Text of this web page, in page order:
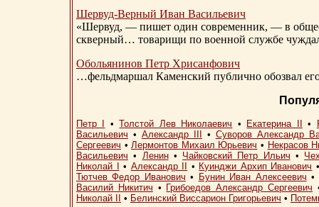
Шервуд-Верный Иван Васильевич
«Шервуд, — пишет один современник, — в
скверный… товарищи по военной службе
Обольянинов Петр Хрисанфович
…фельдмаршал Каменский публично обозвал
Петр I •Толстой Лев Николаевич • Екатерина II •
Васильевич • Александр III • Суворов Александр
Сергеевич •Лермонтов Михаил Юрьевич • Некрасов
Васильевич • Ленин• Чайковский Петр Ильич •
Николай I
• Александр II • Куинджи Архип Иванович
Тютчев Федор Иванович • Бунин Иван Алексеевич •
Василий Никитич • Грибоедов Александр Сергеевич
Николай II
• Белинский Виссарион Григорьевич •